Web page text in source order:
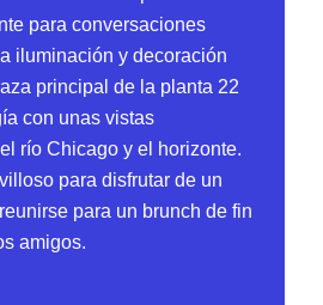
para conversaciones
iluminación y decoración
principal de la planta 22
con unas vistas
río Chicago y el horizonte.
para disfrutar de un
para un brunch de fin
amigos.